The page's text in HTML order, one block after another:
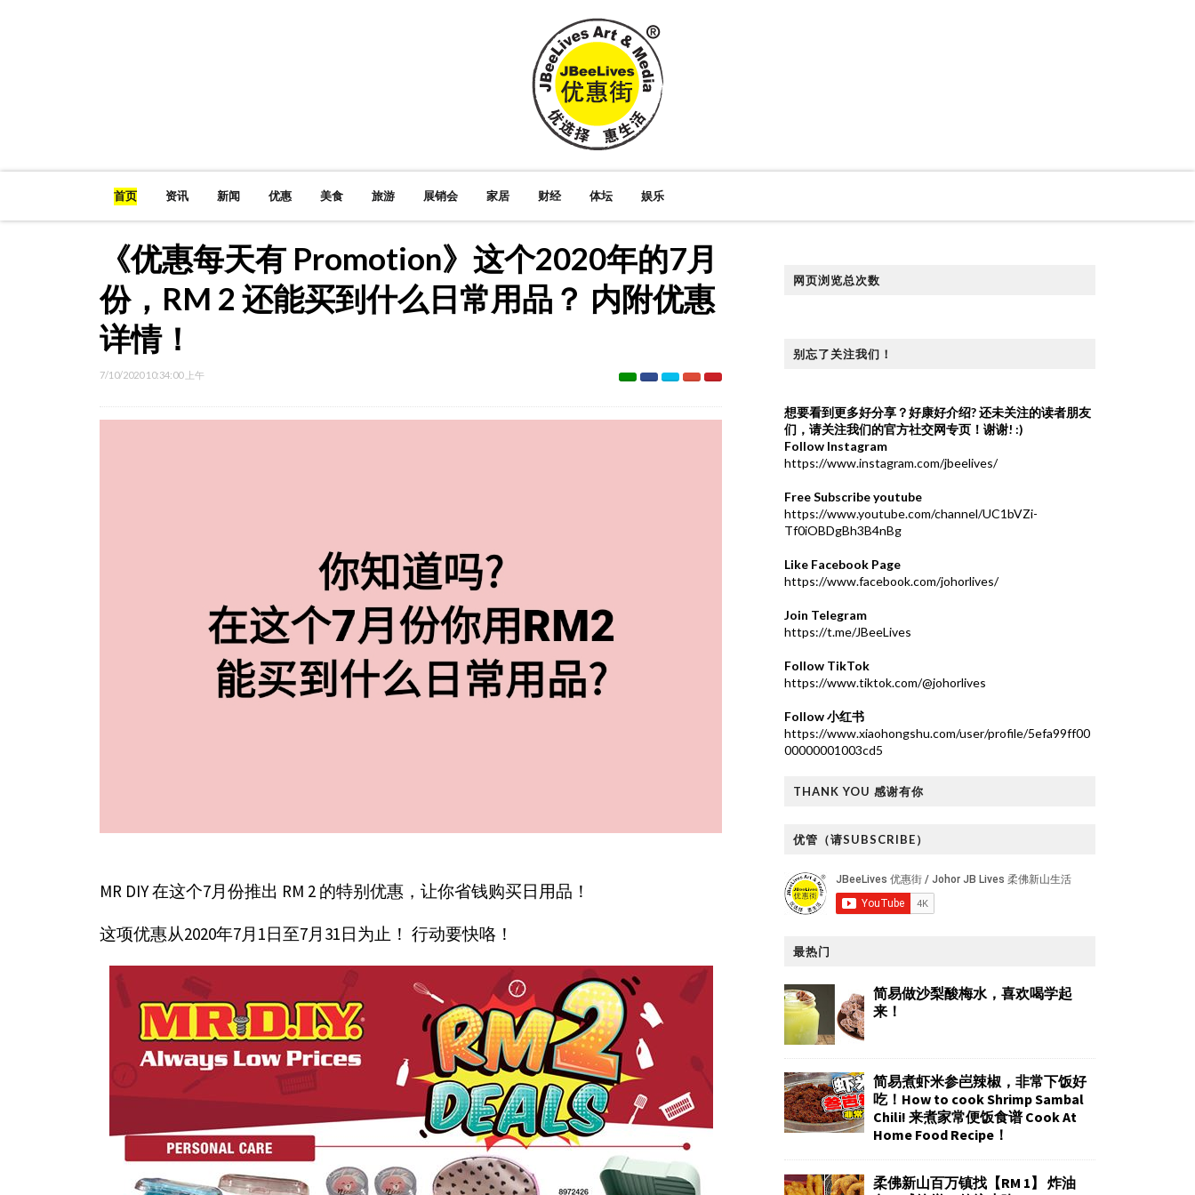
首页 资讯 新闻 优惠 美食 旅游 展销会 家居 财经 体坛 娱乐
《优惠每天有 Promotion》这个2020年的7月
份，RM 2 还能买到什么日常用品？ 内附优惠
详情！
7/10/2020 10:34:00 上午
MR DIY 在这个7月份推出 RM 2 的特别优惠，让你省钱购买日用品！
这项优惠从2020年7月1日至7月31日为止！ 行动要快咯！
网页浏览总次数
别忘了关注我们！
想要看到更多好分享？好康好介绍?还未关注的读者朋友
们，请关注我们的官方社交网专页！谢谢! :)
Follow Instagram
https://www.instagram.com/jbeelives/
Free Subscribe youtube
https://www.youtube.com/channel/UC1bVZi-
Tf0iOBDgBh3B4nBg
Like Facebook Page
https://www.facebook.com/johorlives/
Join Telegram
https://t.me/JBeeLives
Follow TikTok
https://www.tiktok.com/@johorlives
Follow 小红书
https://www.xiaohongshu.com/user/profile/5efa99ff00
00000001003cd5
THANK YOU 感谢有你
优管（请SUBSCRIBE）
最热门
简易做沙梨酸梅水，喜欢喝学起
来！
简易煮虾米参岜辣椒，非常下饭好
吃！How to cook Shrimp Sambal
Chili! 来煮家常便饭食谱 Cook At
Home Food Recipe！
柔佛新山百万镇找【RM 1】 炸油